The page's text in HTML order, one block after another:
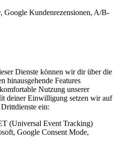
Google Kundenrezensionen, A/B-
Dienste können wir dir über die
hinausgehende Features
Nutzung unserer
deiner Einwilligung setzen wir auf
ein:
(Universal Event Tracking)
Google Consent Mode,